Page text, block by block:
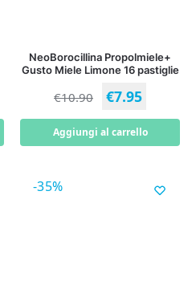
NeoBorocillina Propolmiele+
Gusto Miele Limone 16 pastiglie
€10.90 €7.95
Aggiungi al carrello
-35%